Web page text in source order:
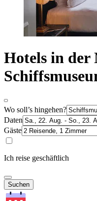
Hotels in der
Wo soll’s hingehen?
Daten
Gäste
Ich reise geschäftlich
Suchen